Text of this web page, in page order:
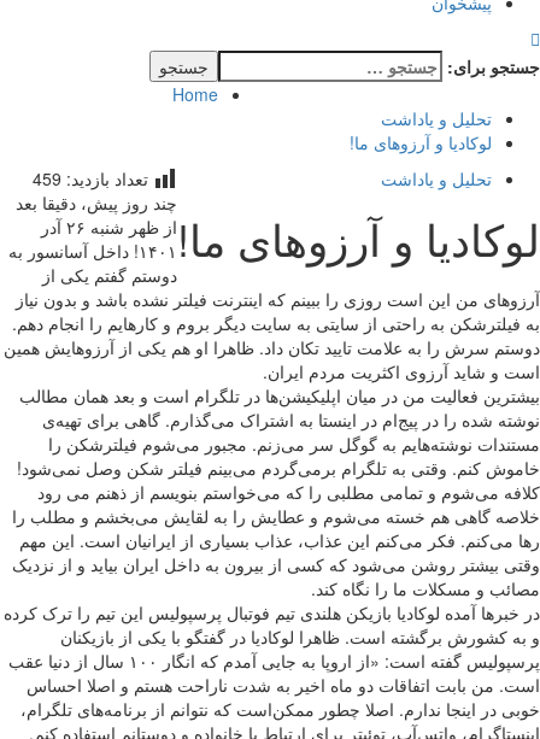
جستجو برای:
Home
تحلیل و یاداشت
لوکادیا و آرزوهای ما!
تحلیل و یاداشت
لوکادیا و آرزوهای ما!
تعداد بازدید: 459
چند روز پیش، دقیقا بعد
از ظهر شنبه ۲۶ آدر
۱۴۰۱! داخل آسانسور به
دوستم گفتم یکی از
آرزوهای من این است روزی را ببینم که اینترنت فیلتر نشده باشد و بدون نیاز
به فیلترشکن به راحتی از سایتی به سایت دیگر بروم و کارهایم را انجام دهم.
دوستم سرش را به علامت تایید تکان داد. ظاهرا او هم یکی از آرزوهایش همین
است و شاید آرزوی اکثریت مردم ایران.
بیشترین فعالیت من در میان اپلیکیشن‌ها در تلگرام است و بعد همان مطالب
نوشته شده را در پیج‌‌ام در اینستا به اشتراک می‌گذارم. گاهی برای تهیه‌ی
مستندات نوشته‌هایم به گوگل سر می‌زنم. مجبور می‌شوم فیلترشکن را
خاموش کنم. وقتی به تلگرام برمی‌گردم می‌بینم فیلتر شکن وصل نمی‌شود!
کلافه می‌شوم و تمامی مطلبی را که می‌خواستم بنویسم از ذهنم می رود
خلاصه گاهی هم خسته می‌شوم و عطایش را به لقایش می‌بخشم و مطلب را
رها می‌کنم. فکر می‌کنم این عذاب، عذاب بسیاری از ایرانیان است. این مهم
وقتی بیشتر روشن می‌شود که کسی از بیرون به داخل ایران بیاید و از نزدیک
مصائب و مسکلات ما را نگاه کند.
در خبرها آمده لوکادیا بازیکن هلندی تیم فوتبال پرسپولیس این تیم را ترک کرده
و به کشورش برگشته است. ظاهرا لوکادیا در گفتگو با یکی از بازیکنان
پرسپولیس گفته است: «از اروپا به جایی آمدم که انگار ۱۰۰ سال از دنیا عقب
است. من بابت اتفاقات دو ماه اخیر به شدت ناراحت هستم و اصلا احساس
خوبی در اینجا ندارم. اصلا چطور ممکن‌است که‌ نتوانم از برنامه‌های تلگرام،
اینستاگرام، واتس‌آپ، توئیتر برای ارتباط با خانواده و دوستانم استفاده کنم.